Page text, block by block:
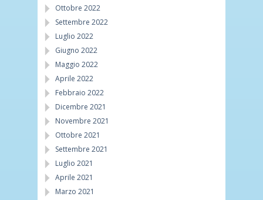
Ottobre 2022
Settembre 2022
Luglio 2022
Giugno 2022
Maggio 2022
Aprile 2022
Febbraio 2022
Dicembre 2021
Novembre 2021
Ottobre 2021
Settembre 2021
Luglio 2021
Aprile 2021
Marzo 2021